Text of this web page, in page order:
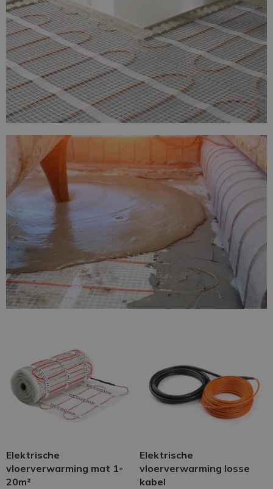
Elektrische
vloerverwarming mat 1-
20m²
Elektrische
vloerverwarming losse
kabel